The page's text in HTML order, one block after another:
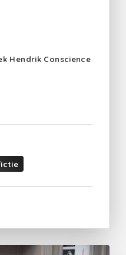
Hendrik Conscience